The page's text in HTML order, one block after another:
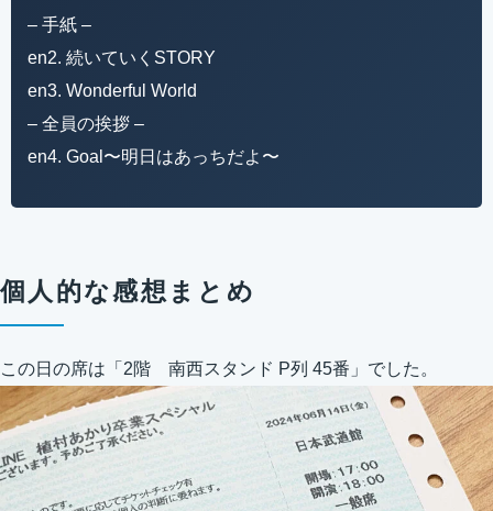
– 手紙 –
en2. 続いていくSTORY
en3. Wonderful World
– 全員の挨拶 –
en4. Goal〜明日はあっちだよ〜
個人的な感想まとめ
この日の席は「2階 南西スタンド P列 45番」でした。